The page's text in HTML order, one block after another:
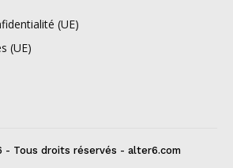
(UE)
(UE)
Tous droits réservés - alter6.com